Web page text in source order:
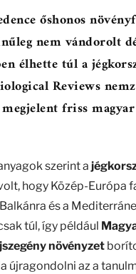
őshonos
nem vándorolt
élhette túl a
Reviews
friss magyar
szerint a
hogy Közép-Európa
és a
túl, így például
növényzet
újragondolni az a